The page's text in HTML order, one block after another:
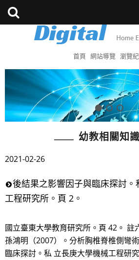
首頁 網站導覽 瀏覽
幼教相關知識
2021-02-26
後結果之影響因子與臨床探討
工程研究所。頁 2。
國立臺東大學教育研究所。頁 42。 註
孫鴻明（2007）。分析胸椎脊椎側彎
臨床探討。私 立長庚大學機械工程研